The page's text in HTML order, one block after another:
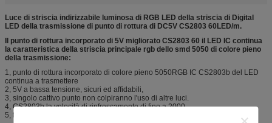
Luce di striscia indirizzabile luminosa di RGB LED della striscia di Digital
LED della trasmissione di punto di rottura di DC5V CS2803 60LED/m.
Il punto di rottura incorporato di 5V migliorato CS2803 60 il LED IC continua
la caratteristica della striscia principale rgb dello smd 5050 di colore pieno
della trasmissione:
1, punto di rottura incorporato di colore pieno 5050RGB IC CS2803b del LED
continua a trasmettere
2, 5V a bassa tensione, sicuri ed affidabili,
3, singolo cattivo punto non colpiranno l'uso di altre luci.
4, CS2803b la velocità di rinfrescamento di fino a 2000,
5, tutti gli effetti possono essere realizzati facilmente in piccolo monochip